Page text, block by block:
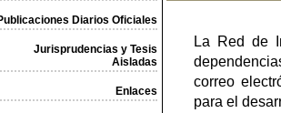
Diarios Oficiales
Jurisprudencias y Tesis
Aisladas
Enlaces
La Red de
correo
para el